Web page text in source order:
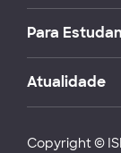
Para
Atualidade
Copyright ©